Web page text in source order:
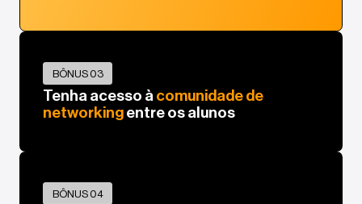
BÔNUS 03
Tenha acesso à comunidade de
networkingentre os alunos
BÔNUS 04